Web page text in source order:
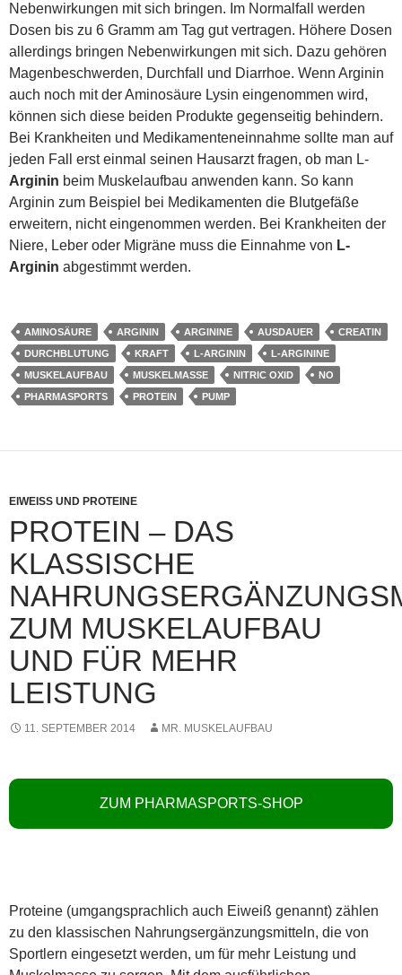
Nebenwirkungen mit sich bringen. Im Normalfall werden
Dosen bis zu 6 Gramm am Tag gut vertragen. Höhere Dosen
allerdings bringen Nebenwirkungen mit sich. Dazu gehören
Magenbeschwerden, Durchfall und Diarrhoe. Wenn Arginin
auch noch mit der Aminosäure Lysin eingenommen wird,
können sich diese beiden Produkte gegenseitig behindern.
Bei Krankheiten und Medikamenteneinnahme sollte man auf
jeden Fall erst einmal seinen Hausarzt fragen, ob man L-
Arginin beim Muskelaufbau anwenden kann. So kann
Arginin zum Beispiel bei Medikamenten die Blutgefäße
erweitern, nicht eingenommen werden. Bei Krankheiten der
Niere, Leber oder Migräne muss die Einnahme von L-
Arginin abgestimmt werden.
AMINOSÄURE ARGININ ARGININE AUSDAUER
CREATIN
DURCHBLUTUNG
KRAFT L-ARGININ
L-ARGININE
MUSKELAUFBAU
MUSKELMASSE NITRIC OXID
NO
PHARMASPORTS
PROTEIN PUMP
EIWEISS UND PROTEINE
PROTEIN – DAS
KLASSISCHE
ZUM MUSKELAUFBAU
UND FÜR MEHR
LEISTUNG
11. SEPTEMBER 2014 MR. MUSKELAUFBAU
ZUM PHARMASPORTS-SHOP
Proteine (umgangsprachlich auch Eiweiß genannt) zählen
zu den klassischen Nahrungsergänzungsmitteln, die von
Sportlern eingesetzt werden, um für mehr Leistung und